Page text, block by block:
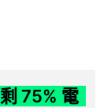
75% 電